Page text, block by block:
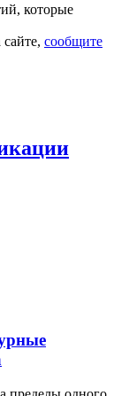
которые
сообщите